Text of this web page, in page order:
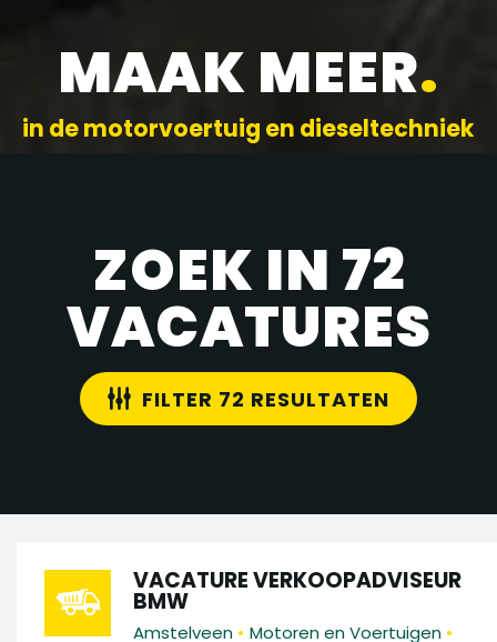
MAAK MEER.
in de motorvoertuig en dieseltechniek
ZOEK IN 72
VACATURES
FILTER 72 RESULTATEN
VACATURE VERKOOPADVISEUR
BMW
Amstelveen • Motoren en Voertuigen •